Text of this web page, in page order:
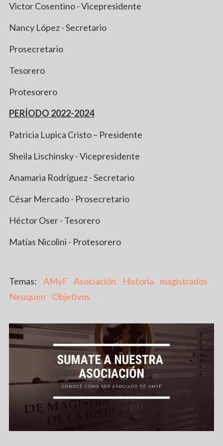
Victor Cosentino - Vicepresidente
Nancy López - Secretario
Prosecretario
Tesorero
Protesorero
PERÍODO 2022-2024
Patricia Lupica Cristo – Presidente
Sheila Lischinsky - Vicepresidente
Anamaria Rodríguez - Secretario
César Mercado - Prosecretario
Héctor Oser - Tesorero
Matías Nicolini - Protesorero
AMyF Asociación Historia
magistrados
Neuquen
Objetivos